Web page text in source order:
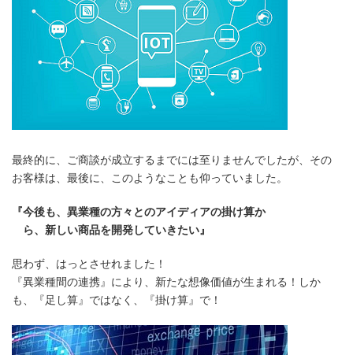
最終的に、ご商談が成立するまでには至りませんでしたが、その
お客様は、最後に、このようなことも仰っていました。
『今後も、異業種の方々とのアイディアの掛け算か
ら、新しい商品を開発していきたい』
思わず、はっとさせれました！
『異業種間の連携』により、新たな想像価値が生まれる！しか
も、『足し算』ではなく、『掛け算』で！